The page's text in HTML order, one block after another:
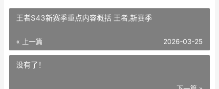
王者S43新赛季重点内容概括 王者,新赛季
« 上一篇 2026-03-25
没有了！